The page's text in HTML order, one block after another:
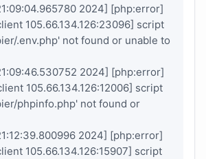
2024] [php:error]
105.66.134.126:23096] script
.env.php' not found or unable to
2024] [php:error]
105.66.134.126:12006] script
phpinfo.php' not found or
2024] [php:error]
105.66.134.126:15907] script